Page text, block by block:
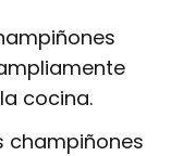
cocina.
champiñones